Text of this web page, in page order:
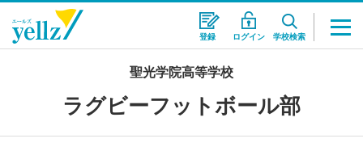
登録 ログイン 学校検索
聖光学院高等学校
ラグビーフットボール部
全国出場部活動への「壮行会」がありました！